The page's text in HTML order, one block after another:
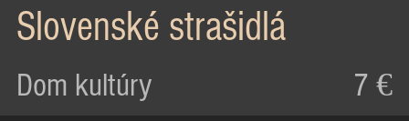
Slovenské strašidlá
Dom kultúry 7 €